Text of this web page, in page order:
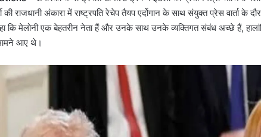
की राजधानी अंकारा में राष्ट्रपति रेचेप तैयप एर्दोगान के साथ संयुक्त प्रेस वार्ता के
कि मेलोनी एक बेहतरीन नेता हैं और उनके साथ उनके व्यक्तिगत संबंध अच्छे हैं,
आए थे।